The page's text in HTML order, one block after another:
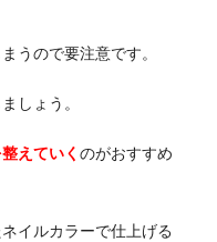
うので要注意です。
しょう。
えていく のがおすすめ
イルカラーで仕上げる